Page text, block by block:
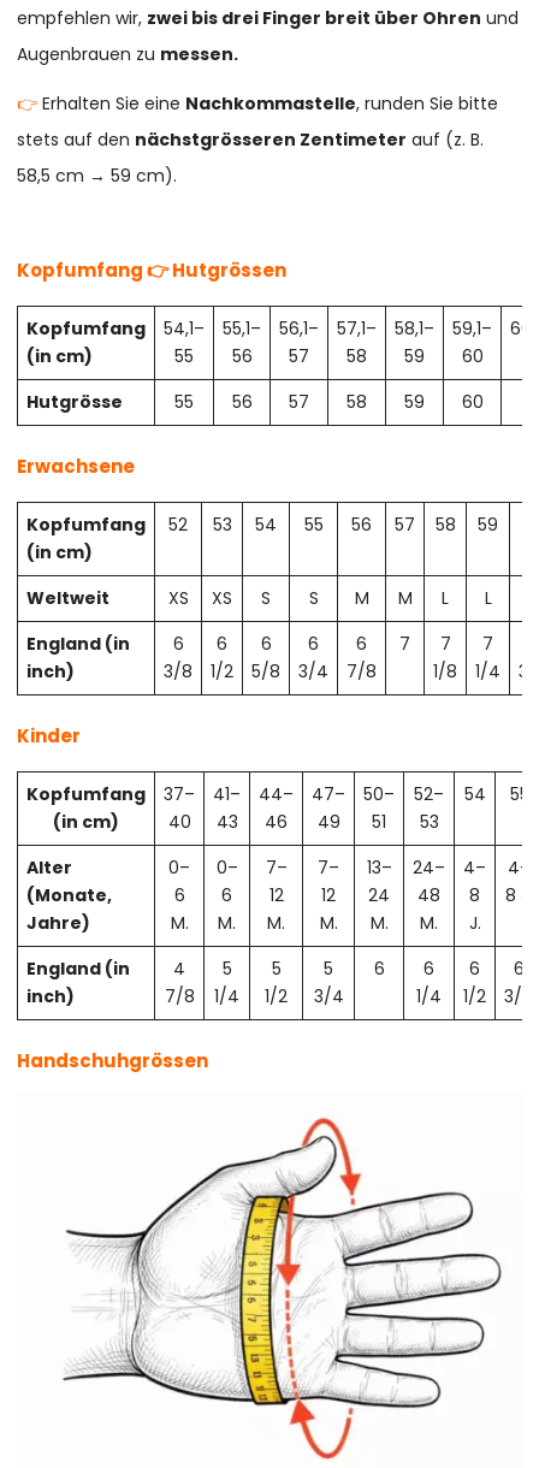
empfehlen wir, zwei bis drei Finger breit über Ohren und
Augenbrauen zu messen.
👉Erhalten Sie eine Nachkommastelle, runden Sie bitte
stets auf den nächstgrösseren Zentimeter auf (z. B.
58,5 cm → 59 cm).
Kopfumfang 👉 Hutgrössen
Kopfumfang
(in cm)
54,1–
55
55,1–
56
56,1–
57
57,1–
58
58,1–
59
59,1–
60
Hutgrösse
55 56 57 58 59 60
Erwachsene
Kopfumfang
(in cm)
52 53 54 55 56 57 58 59
Weltweit XS XS S S M M L L
England (in
inch)
6
3/8
6
1/2
6
5/8
6
3/4
6
7/8
7
7
1/8
7
1/4
Kinder
Kopfumfang
(in cm)
37–
40
41–
43
44–
46
47–
49
50–
51
52–
53
54 55
Alter
(Monate,
Jahre)
0–
6
M.
0–
6
M.
7–
12
M.
7–
12
M.
13–
24
M.
24–
48
M.
4–
8
J.
4–
8 J.
England (in
inch)
4
7/8
5
1/4
5
1/2
5
3/4
6
6
1/4
6
1/2
6
3/4
Handschuhgrössen